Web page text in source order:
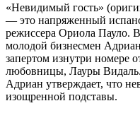
«Невидимый гость»
— это напряженный
режиссера Ориола
молодой бизнесмен
запертом изнутри номере
любовницы, Лауры
Адриан утверждает, что
изощренной подставы.